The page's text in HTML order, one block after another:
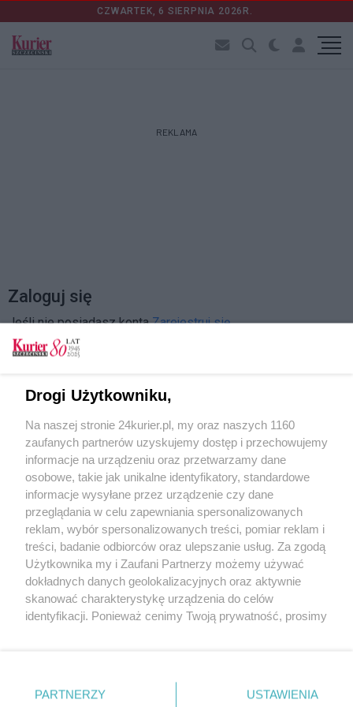
CZWARTEK, 6 SIERPNIA 2026R.
REKLAMA
Zaloguj się
Jeśli nie posiadasz kontaZarejestruj się
Zapamiętać?
Zaloguj
Zapomniałem hasła
Copyright © 2022 Kurier Szczeciński sp. z o.o.
Drogi Użytkowniku,
Na naszej stronie 24kurier.pl, my oraz naszych 1160
zaufanych partnerów uzyskujemy dostęp i przechowujemy
informacje na urządzeniu oraz przetwarzamy dane
osobowe, takie jak unikalne identyfikatory, standardowe
informacje wysyłane przez urządzenie czy dane
przeglądania w celu zapewniania spersonalizowanych
reklam, wybór spersonalizowanych treści, pomiar reklam i
treści, badanie odbiorców oraz ulepszanie usług. Za zgodą
Użytkownika my i Zaufani Partnerzy możemy używać
dokładnych danych geolokalizacyjnych oraz aktywnie
skanować charakterystykę urządzenia do celów
identyfikacji. Ponieważ cenimy Twoją prywatność, prosimy
prywatności znajdujący się w lewym dolnym rogu strony
. Niektóre rodzaje przetwarzania danych nie wymagają
PARTNERZY USTAWIENIA